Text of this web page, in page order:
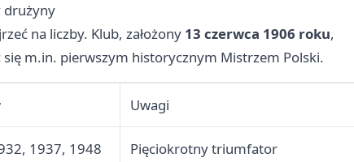
drużyny
na liczby. Klub, założony 13 czerwca 1906 roku,
m.in. pierwszym historycznym Mistrzem Polski.
Uwagi
1937, 1948 Pięciokrotny triumfator